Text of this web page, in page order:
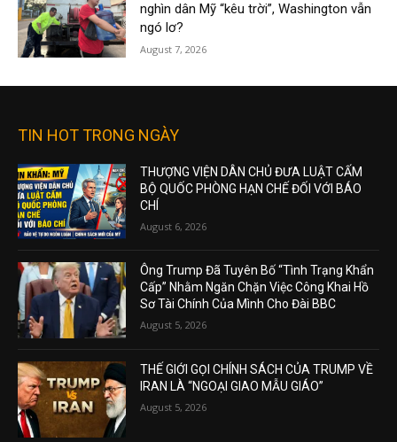
nghìn dân Mỹ “kêu trời”, Washington vẫn
ngó lơ?
August 7, 2026
TIN HOT TRONG NGÀY
THƯỢNG VIỆN DÂN CHỦ ĐƯA LUẬT CẤM
BỘ QUỐC PHÒNG HẠN CHẾ ĐỐI VỚI BÁO
CHÍ
August 6, 2026
Ông Trump Đã Tuyên Bố “Tình Trạng Khẩn
Cấp” Nhằm Ngăn Chặn Việc Công Khai Hồ
Sơ Tài Chính Của Mình Cho Đài BBC
August 5, 2026
THẾ GIỚI GỌI CHÍNH SÁCH CỦA TRUMP VỀ
IRAN LÀ “NGOẠI GIAO MẪU GIÁO”
August 5, 2026